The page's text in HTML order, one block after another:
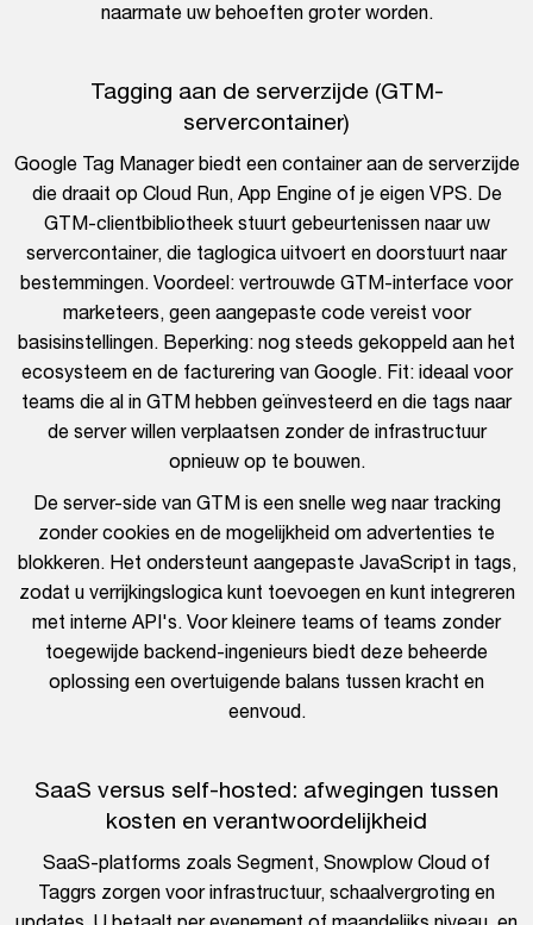
naarmate uw behoeften groter worden.
Tagging aan de serverzijde (GTM-
servercontainer)
Google Tag Manager biedt een container aan de serverzijde
die draait op Cloud Run, App Engine of je eigen VPS. De
GTM-clientbibliotheek stuurt gebeurtenissen naar uw
servercontainer, die taglogica uitvoert en doorstuurt naar
bestemmingen. Voordeel: vertrouwde GTM-interface voor
marketeers, geen aangepaste code vereist voor
basisinstellingen. Beperking: nog steeds gekoppeld aan het
ecosysteem en de facturering van Google. Fit: ideaal voor
teams die al in GTM hebben geïnvesteerd en die tags naar
de server willen verplaatsen zonder de infrastructuur
opnieuw op te bouwen.
De server-side van GTM is een snelle weg naar tracking
zonder cookies en de mogelijkheid om advertenties te
blokkeren. Het ondersteunt aangepaste JavaScript in tags,
zodat u verrijkingslogica kunt toevoegen en kunt integreren
met interne API's. Voor kleinere teams of teams zonder
toegewijde backend-ingenieurs biedt deze beheerde
oplossing een overtuigende balans tussen kracht en
eenvoud.
SaaS versus self-hosted: afwegingen tussen
kosten en verantwoordelijkheid
SaaS-platforms zoals Segment, Snowplow Cloud of
Taggrs zorgen voor infrastructuur, schaalvergroting en